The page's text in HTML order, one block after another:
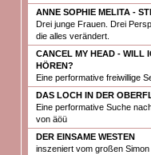
ANNE SOPHIE MELITA -
Drei junge Frauen. Drei
die alles verändert.
CANCEL MY HEAD - WILL
HÖREN?
Eine performative freiwillige
DAS LOCH IN DER
Eine performative Suche
von äöü
DER EINSAME WESTEN
inszeniert vom großen Simon